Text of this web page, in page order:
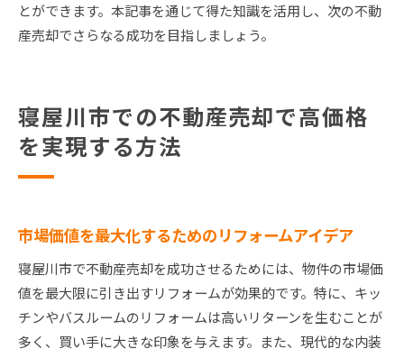
とができます。本記事を通じて得た知識を活用し、次の不動
産売却でさらなる成功を目指しましょう。
寝屋川市での不動産売却で高価格
を実現する方法
市場価値を最大化するためのリフォームアイデア
寝屋川市で不動産売却を成功させるためには、物件の市場価
値を最大限に引き出すリフォームが効果的です。特に、キッ
チンやバスルームのリフォームは高いリターンを生むことが
多く、買い手に大きな印象を与えます。また、現代的な内装